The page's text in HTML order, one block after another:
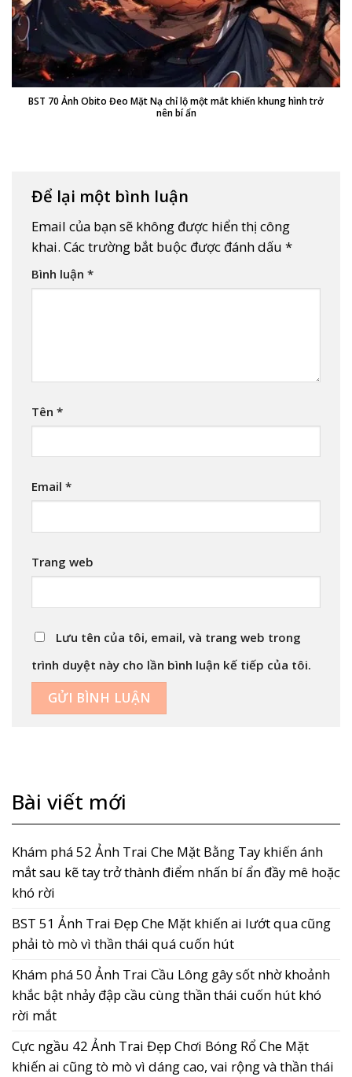
Bài viết mới
Khám phá 52 Ảnh Trai Che Mặt Bằng Tay khiến ánh
mắt sau kẽ tay trở thành điểm nhấn bí ẩn đầy mê hoặc
khó rời
BST 51 Ảnh Trai Đẹp Che Mặt khiến ai lướt qua cũng
phải tò mò vì thần thái quá cuốn hút
Khám phá 50 Ảnh Trai Cầu Lông gây sốt nhờ khoảnh
khắc bật nhảy đập cầu cùng thần thái cuốn hút khó
rời mắt
Cực ngầu 42 Ảnh Trai Đẹp Chơi Bóng Rổ Che Mặt
khiến ai cũng tò mò vì dáng cao, vai rộng và thần thái
BST 70 Ảnh Obito Đeo Mặt Nạ chỉ lộ một mắt khiến khung hình trở
nên bí ẩn
Để lại một bình luận
Email của bạn sẽ không được hiển thị công
khai. Các trường bắt buộc được đánh dấu *
Bình luận *
Tên *
Email *
Trang web
Lưu tên của tôi, email, và trang web trong
trình duyệt này cho lần bình luận kế tiếp của tôi.